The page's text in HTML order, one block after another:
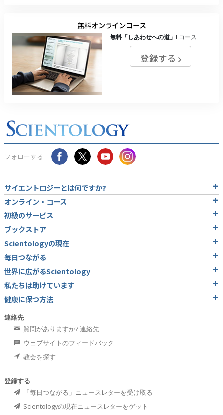
無料オンラインコース
無料 「しあわせへの道」 Eコース
登録する
フォローする
サイエントロジーとは何ですか?
オンライン・コース
初級のサービス
ブックストア
Scientologyの現在
毎日つながる
世界に広がるScientology
私たちは助けています
健康に保つ方法
連絡先
質問がありますか? 連絡先
ウェブサイトのフィードバック
教会を探す
登録する
「毎日つながる」ニュースレターを受け取る
Scientologyの現在ニュースレターをゲット